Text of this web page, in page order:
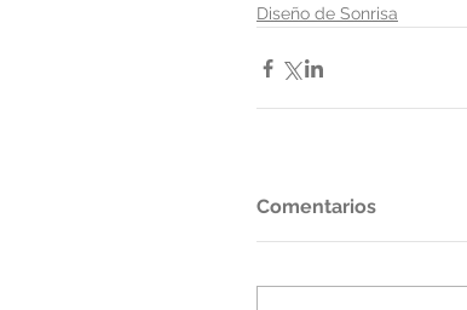
Diseño de Sonrisa
Comentarios